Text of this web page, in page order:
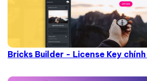
Bricks Builder - License Key